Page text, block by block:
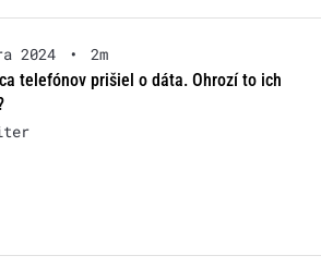
2024 •
2m
telefónov prišiel o dáta. Ohrozí to ich